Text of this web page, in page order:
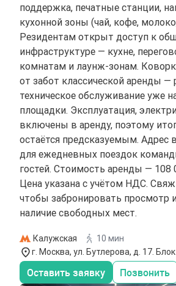
поддержка, печатные станции,
кухонной зоны (чай, кофе,
Резидентам открыт доступ к
инфраструктуре — кухне,
комнатам и лаунж-зонам.
от забот классической аренды —
техническое обслуживание уже
площадки. Эксплуатация,
включены в аренду, поэтому
остаётся предсказуемым. Адрес
для ежедневных поездок
гостей. Стоимость аренды — 108
Цена указана с учётом НДС.
чтобы забронировать просмотр
наличие свободных мест.
Калужская
10 мин
г. Москва, ул. Бутлерова, д. 17.
Оставить заявку Позвонить